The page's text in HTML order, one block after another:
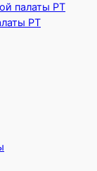
палаты РТ
РТ